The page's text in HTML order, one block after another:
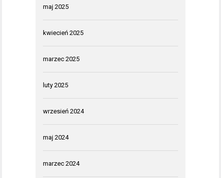
maj 2025
kwiecień 2025
marzec 2025
luty 2025
wrzesień 2024
maj 2024
marzec 2024